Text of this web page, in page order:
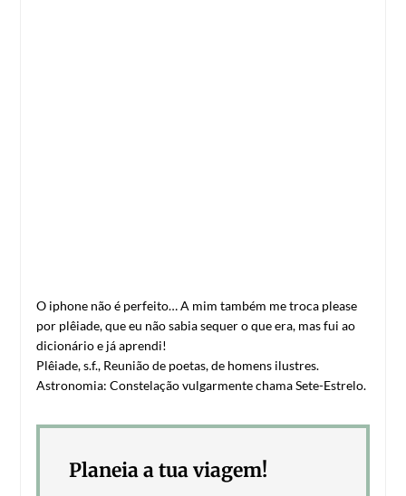
O iphone não é perfeito… A mim também me troca please
por plêiade, que eu não sabia sequer o que era, mas fui ao
dicionário e já aprendi!
Plêiade, s.f., Reunião de poetas, de homens ilustres.
Astronomia: Constelação vulgarmente chama Sete-Estrelo.
Planeia a tua viagem!